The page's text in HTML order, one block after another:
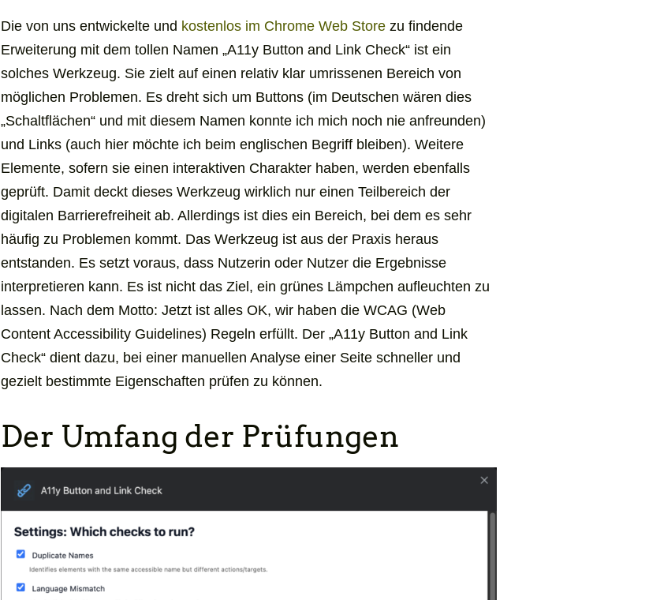
Die von uns entwickelte und kostenlos im Chrome Web Store zu findende
Erweiterung mit dem tollen Namen „A11y Button and Link Check“ ist ein
solches Werkzeug. Sie zielt auf einen relativ klar umrissenen Bereich von
möglichen Problemen. Es dreht sich um Buttons (im Deutschen wären dies
„Schaltflächen“ und mit diesem Namen konnte ich mich noch nie anfreunden)
und Links (auch hier möchte ich beim englischen Begriff bleiben). Weitere
Elemente, sofern sie einen interaktiven Charakter haben, werden ebenfalls
geprüft. Damit deckt dieses Werkzeug wirklich nur einen Teilbereich der
digitalen Barrierefreiheit ab. Allerdings ist dies ein Bereich, bei dem es sehr
häufig zu Problemen kommt. Das Werkzeug ist aus der Praxis heraus
entstanden. Es setzt voraus, dass Nutzerin oder Nutzer die Ergebnisse
interpretieren kann. Es ist nicht das Ziel, ein grünes Lämpchen aufleuchten zu
lassen. Nach dem Motto: Jetzt ist alles OK, wir haben die WCAG (Web
Content Accessibility Guidelines) Regeln erfüllt. Der „A11y Button and Link
Check“ dient dazu, bei einer manuellen Analyse einer Seite schneller und
gezielt bestimmte Eigenschaften prüfen zu können.
Der Umfang der Prüfungen